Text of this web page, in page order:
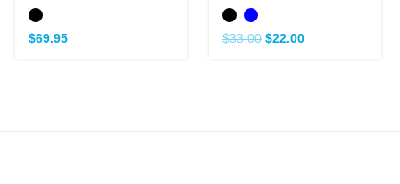
$69.95 $33.00 $22.00